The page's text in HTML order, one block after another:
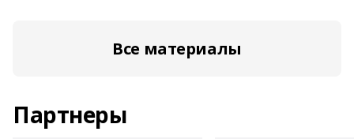
Все материалы
Партнеры